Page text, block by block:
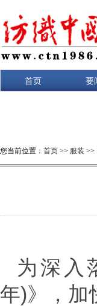
首页 要
您当前位置： 首页 >> 服装 >>
为深入
年)》，加